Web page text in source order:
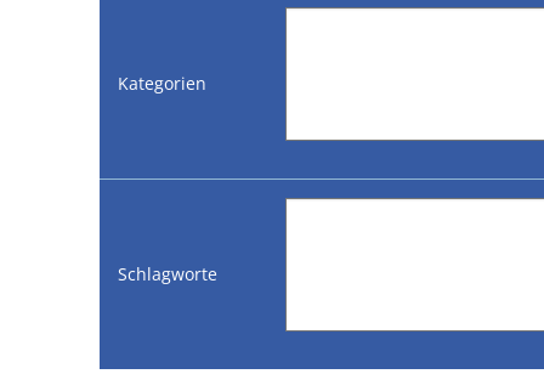
Kategorien
Schlagworte